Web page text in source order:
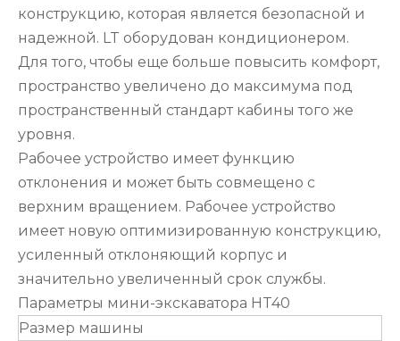
конструкцию, которая является безопасной и
надежной. LT оборудован кондиционером.
Для того, чтобы еще больше повысить комфорт,
пространство увеличено до максимума под
пространственный стандарт кабины того же
уровня.
Рабочее устройство имеет функцию
отклонения и может быть совмещено с
верхним вращением. Рабочее устройство
имеет новую оптимизированную конструкцию,
усиленный отклоняющий корпус и
значительно увеличенный срок службы.
Параметры мини-экскаватора HT40
Размер машины